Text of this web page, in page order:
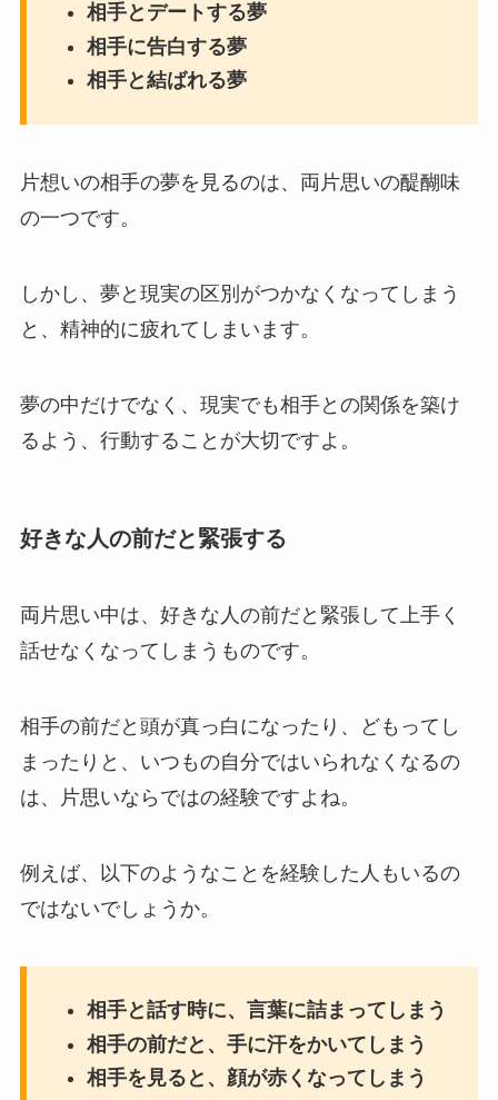
相手とデートする夢
相手に告白する夢
相手と結ばれる夢
片想いの相手の夢を見るのは、両片思いの醍醐味
の一つです。
しかし、夢と現実の区別がつかなくなってしまう
と、精神的に疲れてしまいます。
夢の中だけでなく、現実でも相手との関係を築け
るよう、行動することが大切ですよ。
好きな人の前だと緊張する
両片思い中は、好きな人の前だと緊張して上手く
話せなくなってしまうものです。
相手の前だと頭が真っ白になったり、どもってし
まったりと、いつもの自分ではいられなくなるの
は、片思いならではの経験ですよね。
例えば、以下のようなことを経験した人もいるの
ではないでしょうか。
相手と話す時に、言葉に詰まってしまう
相手の前だと、手に汗をかいてしまう
相手を見ると、顔が赤くなってしまう